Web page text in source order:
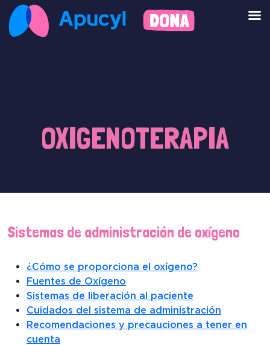
OXIGENOTERAPIA
Sistemas de administración de oxígeno
¿Cómo se proporciona el oxígeno?
Fuentes de Oxígeno
Sistemas de liberación al paciente
Cuidados del sistema de administración
Recomendaciones y precauciones a tener en
cuenta